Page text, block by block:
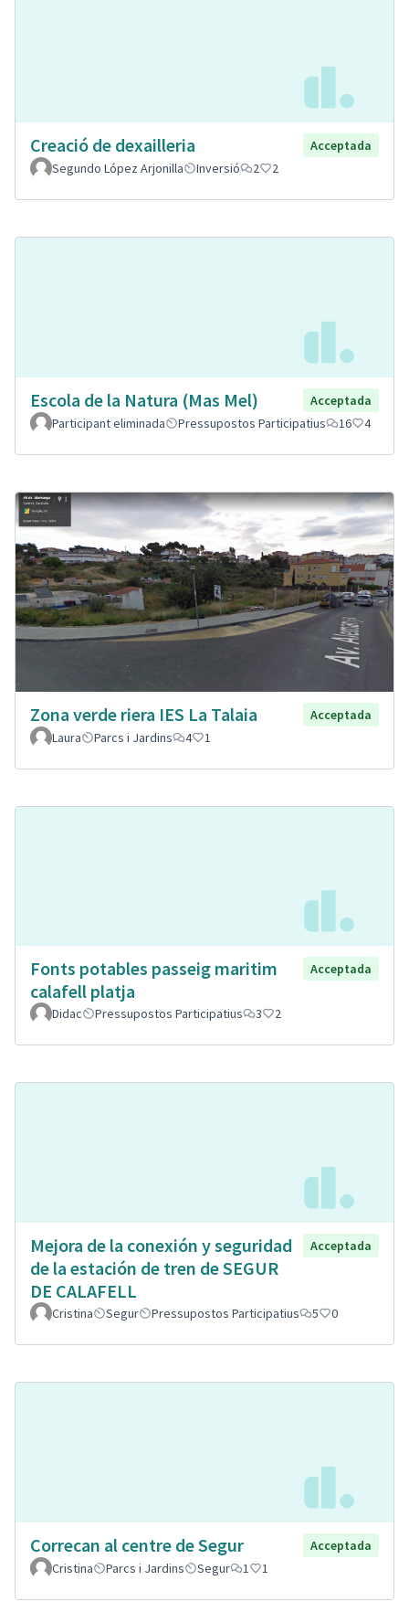
Creació de dexailleria
Acceptada
Segundo López Arjonilla
Inversió 2 2
Escola de la Natura (Mas Mel)
Acceptada
Participant eliminada
Pressupostos Participatius 16 4
Zona verde riera IES La Talaia
Acceptada
Laura
Parcs i Jardins 4 1
Fonts potables passeig maritim
calafell platja
Acceptada
Didac Pressupostos Participatius 3 2
Mejora de la conexión y seguridad
de la estación de tren de SEGUR
DE CALAFELL
Acceptada
Cristina Segur Pressupostos Participatius 5 0
Correcan al centre de Segur
Acceptada
Cristina
Parcs i Jardins Segur 1 1